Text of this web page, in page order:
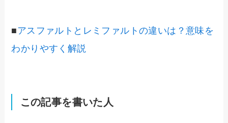
■アスファルトとレミファルトの違いは？意味を
わかりやすく解説
この記事を書いた人